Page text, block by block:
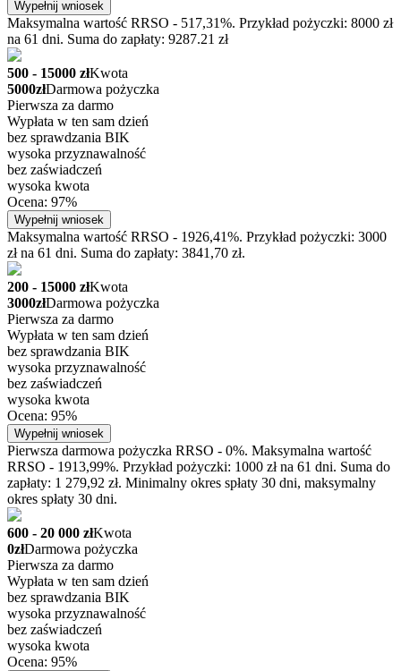
Wypełnij wniosek
Maksymalna wartość RRSO - 517,31%. Przykład pożyczki: 8000 zł
na 61 dni. Suma do zapłaty: 9287.21 zł
500 - 15000 złKwota
5000złDarmowa pożyczka
Pierwsza za darmo
Wypłata w ten sam dzień
bez sprawdzania BIK
wysoka przyznawalność
bez zaświadczeń
wysoka kwota
Ocena: 97%
Wypełnij wniosek
Maksymalna wartość RRSO - 1926,41%. Przykład pożyczki: 3000
zł na 61 dni. Suma do zapłaty: 3841,70 zł.
200 - 15000 złKwota
3000złDarmowa pożyczka
Pierwsza za darmo
Wypłata w ten sam dzień
bez sprawdzania BIK
wysoka przyznawalność
bez zaświadczeń
wysoka kwota
Ocena: 95%
Wypełnij wniosek
Pierwsza darmowa pożyczka RRSO - 0%. Maksymalna wartość
RRSO - 1913,99%. Przykład pożyczki: 1000 zł na 61 dni. Suma do
zapłaty: 1 279,92 zł. Minimalny okres spłaty 30 dni, maksymalny
okres spłaty 30 dni.
600 - 20 000 złKwota
0złDarmowa pożyczka
Pierwsza za darmo
Wypłata w ten sam dzień
bez sprawdzania BIK
wysoka przyznawalność
bez zaświadczeń
wysoka kwota
Ocena: 95%